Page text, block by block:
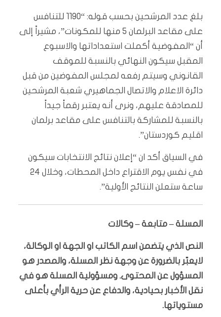
بلغ عدد المرشحين بحسب قوله: “1190 للتنافس
على مقاعد البرلمان 5 منها للمكونات”، مشيراً إلى
أن “المفوضية أكملت استعداداتها والاسبوع
المقبل سيكون النهائي بالنسبة للموقف
القانوني وسيتم رفعه لمجلس المفوضين من قبل
دائرة الاعلام والاتصال الجماهيري شعبة المرشحين
للمصادقة عليهم، ونرى أنه يعتبر رقماً جيداً
بالنسبة للمشاركة بالتنافس على مقاعد برلمان
اقليم كوردستان”.
في السياق أكد ان “إعلان نتائج الانتخابات سيكون
في نفس يوم الاقتراع داخل المحطات، وخلال 24
ساعة ستعلن النتائج الأولية”.
المسلة – متابعة – وكالات
النص الذي يتضمن اسم الكاتب او الجهة او الوكالة،
لايعبّر بالضرورة عن وجهة نظر المسلة، والمصدر هو
المسؤول عن المحتوى. ومسؤولية المسلة هو في
نقل الأخبار بحيادية، والدفاع عن حرية الرأي بأعلى
مستوياتها.